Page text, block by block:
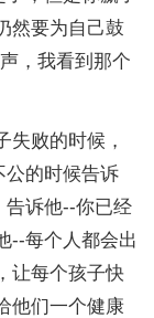
然要为自己鼓
，我看到那个
失败的时候，
公的时候告诉
告诉他--你已经
--每个人都会出
让每个孩子快
他们一个健康